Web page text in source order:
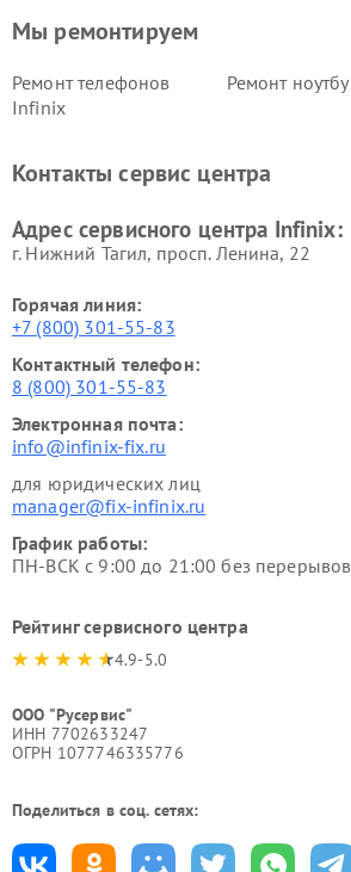
Мы ремонтируем
Ремонт телефонов
Infinix
Ремонт
Контакты сервис центра
Адрес сервисного центра Infinix:
г. Нижний Тагил, просп. Ленина, 22
Горячая линия:
+7 (800) 301-55-83
Контактный телефон:
8 (800) 301-55-83
Электронная почта:
info@infinix-fix.ru
для юридических лиц
manager@fix-infinix.ru
График работы:
ПН-ВСК с 9:00 до 21:00 без
Рейтинг сервисного центра
4.9-5.0
ООО "Русервис"
ИНН 7702633247
ОГРН 1077746335776
Поделиться в соц. сетях: